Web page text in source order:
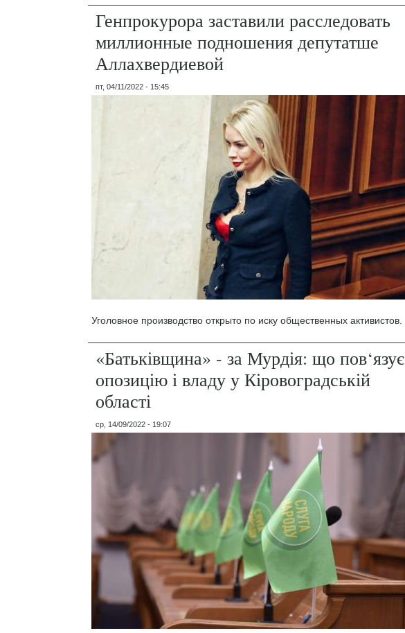
Генпрокурора заставили расследовать
миллионные подношения депутатше
Аллахвердиевой
пт, 04/11/2022 - 15:45
Уголовное производство открыто по иску общественных активистов.
«Батьківщина» - за Мурдія: що пов‘язує
опозицію і владу у Кіровоградській
області
ср, 14/09/2022 - 19:07